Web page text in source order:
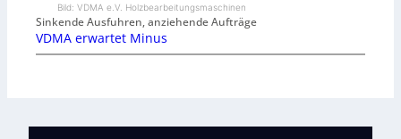
Bild: VDMA e.V. Holzbearbeitungsmaschinen
Sinkende Ausfuhren, anziehende Aufträge
VDMA erwartet Minus